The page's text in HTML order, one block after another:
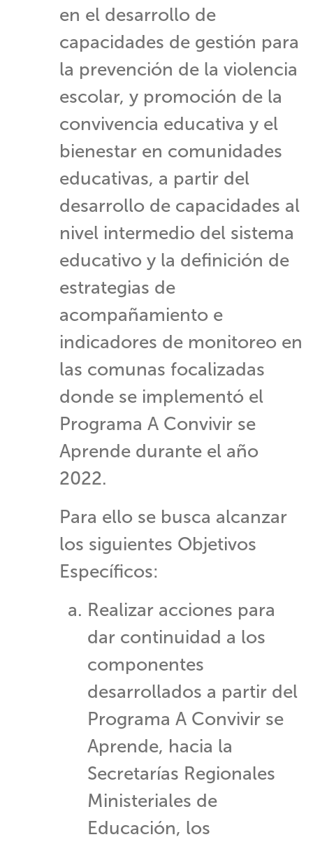
en el desarrollo de
capacidades de gestión para
la prevención de la violencia
escolar, y promoción de la
convivencia educativa y el
bienestar en comunidades
educativas, a partir del
desarrollo de capacidades al
nivel intermedio del sistema
educativo y la definición de
estrategias de
acompañamiento e
indicadores de monitoreo en
las comunas focalizadas
donde se implementó el
Programa A Convivir se
Aprende durante el año
2022.
Para ello se busca alcanzar
los siguientes Objetivos
Específicos:
​Realizar acciones para
dar continuidad a los
componentes
desarrollados a partir del
Programa A Convivir se
Aprende, hacia la
Secretarías Regionales
Ministeriales de
Educación, los